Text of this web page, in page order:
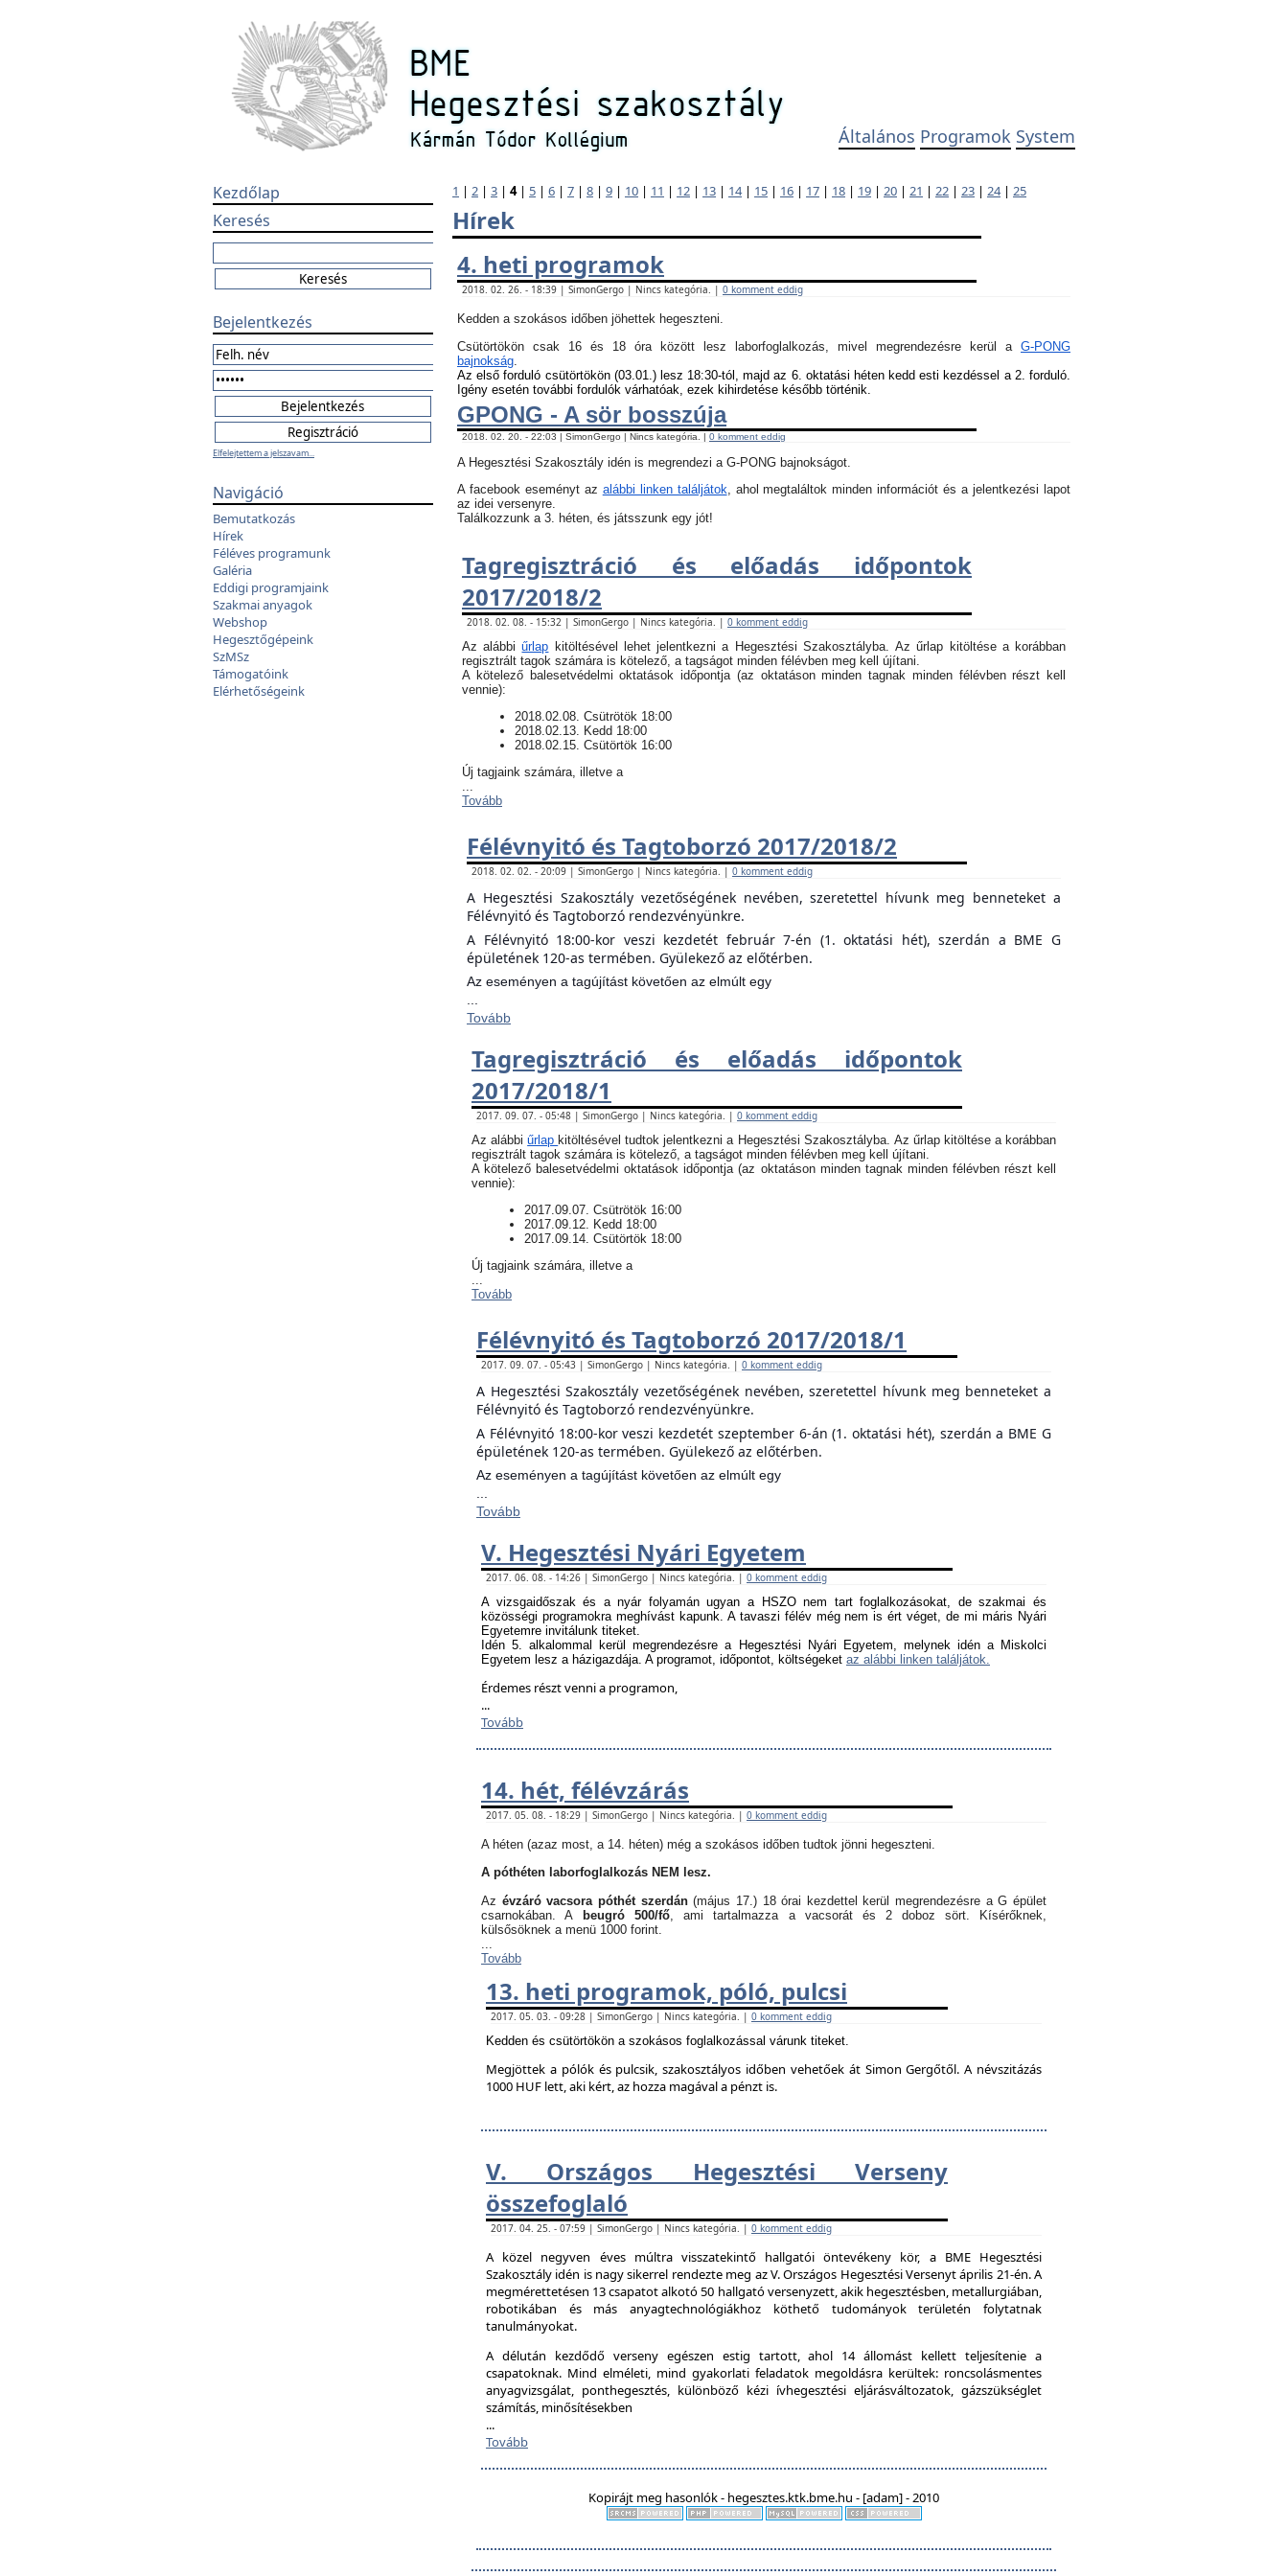
Általános Programok System
Kezdőlap
Keresés
Bejelentkezés
Elfelejtettem a jelszavam...
Navigáció
Bemutatkozás
Hírek
Féléves programunk
Galéria
Eddigi programjaink
Szakmai anyagok
Webshop
Hegesztőgépeink
SzMSz
Támogatóink
Elérhetőségeink
1 | 2 | 3 | 4| 5 | 6 | 7 | 8 | 9 | 10 | 11 | 12 | 13 | 14| 15 | 16 | 17 | 18 | 19 | 20 | 21 | 22 | 23 | 24| 25
Hírek
4. heti programok
2018. 02. 26. - 18:39 | SimonGergo | Nincs kategória. | 0 komment eddig
Kedden a szokásos időben jöhettek hegeszteni.
Csütörtökön csak 16 és 18 óra között lesz laborfoglalkozás, mivel megrendezésre kerül a G-PONG
bajnokság.
Az első forduló csütörtökön (03.01.) lesz 18:30-tól, majd az 6. oktatási héten kedd esti kezdéssel a 2. forduló.
Igény esetén további fordulók várhatóak, ezek kihirdetése később történik.
GPONG - A sör bosszúja
2018. 02. 20. - 22:03 | SimonGergo | Nincs kategória. | 0 komment eddig
A Hegesztési Szakosztály idén is megrendezi a G-PONG bajnokságot.
A facebook eseményt az alábbi linken találjátok , ahol megtaláltok minden információt és a jelentkezési lapot
az idei versenyre.
Találkozzunk a 3. héten, és játsszunk egy jót!
Tagregisztráció és előadás időpontok
2017/2018/2
2018. 02. 08. - 15:32 | SimonGergo | Nincs kategória. | 0 komment eddig
Az alábbiűrlap kitöltésével lehet jelentkezni a Hegesztési Szakosztályba. Az űrlap kitöltése a korábban
regisztrált tagok számára is kötelező, a tagságot minden félévben meg kell újítani.
​A kötelező balesetvédelmi oktatások időpontja (az oktatáson minden tagnak minden félévben részt kell
vennie):
​2018.02.08. Csütrötök 18:00
2018.02.13. Kedd 18:00
2018.02.15. Csütörtök 16:00
Új tagjaink számára, illetve a
Tovább
Félévnyitó és Tagtoborzó 2017/2018/2
2018. 02. 02. - 20:09 | SimonGergo | Nincs kategória. | 0 komment eddig
A Hegesztési Szakosztály vezetőségének nevében, szeretettel hívunk meg benneteket a
Félévnyitó és Tagtoborzó rendezvényünkre.
A Félévnyitó 18:00-kor veszi kezdetét február 7-én (1. oktatási hét), szerdán a BME G
épületének 120-as termében. Gyülekező az előtérben.
Az eseményen a tagújítást követően az elmúlt egy
Tovább
Tagregisztráció és előadás időpontok
2017/2018/1
2017. 09. 07. - 05:48 | SimonGergo | Nincs kategória. | 0 komment eddig
Az alábbiűrlapkitöltésével tudtok jelentkezni a Hegesztési Szakosztályba. Az űrlap kitöltése a korábban
regisztrált tagok számára is kötelező, a tagságot minden félévben meg kell újítani.
​A kötelező balesetvédelmi oktatások időpontja (az oktatáson minden tagnak minden félévben részt kell
vennie):
​2017.09.07. Csütrötök 16:00
2017.09.12. Kedd 18:00
2017.09.14. Csütörtök 18:00
Új tagjaink számára, illetve a
Tovább
Félévnyitó és Tagtoborzó 2017/2018/1
2017. 09. 07. - 05:43 | SimonGergo | Nincs kategória. | 0 komment eddig
A Hegesztési Szakosztály vezetőségének nevében, szeretettel hívunk meg benneteket a
Félévnyitó és Tagtoborzó rendezvényünkre.
A Félévnyitó 18:00-kor veszi kezdetét szeptember 6-án (1. oktatási hét), szerdán a BME G
épületének 120-as termében. Gyülekező az előtérben.
Az eseményen a tagújítást követően az elmúlt egy
Tovább
V. Hegesztési Nyári Egyetem
2017. 06. 08. - 14:26 | SimonGergo | Nincs kategória. | 0 komment eddig
A vizsgaidőszak és a nyár folyamán ugyan a HSZO nem tart foglalkozásokat, de szakmai és
közösségi programokra meghívást kapunk. A tavaszi félév még nem is ért véget, de mi máris Nyári
Egyetemre invitálunk titeket.
Idén 5. alkalommal kerül megrendezésre a Hegesztési Nyári Egyetem, melynek idén a Miskolci
Egyetem lesz a házigazdája. A programot, időpontot, költségeket az alábbi linken találjátok.
Érdemes részt venni a programon,
...
Tovább
14. hét, félévzárás
2017. 05. 08. - 18:29 | SimonGergo | Nincs kategória. | 0 komment eddig
A héten (azaz most, a 14. héten) még a szokásos időben tudtok jönni hegeszteni.
A póthéten laborfoglalkozás NEM lesz.
Az évzáró vacsora póthét szerdán(május 17.) 18 órai kezdettel kerül megrendezésre a G épület
csarnokában. A beugró 500/fő , ami tartalmazza a vacsorát és 2 doboz sört. Kísérőknek,
külsősöknek a menü 1000 forint.
Tovább
13. heti programok, póló, pulcsi
2017. 05. 03. - 09:28 | SimonGergo | Nincs kategória. | 0 komment eddig
Kedden és csütörtökön a szokásos foglalkozással várunk titeket.
Megjöttek a pólók és pulcsik, szakosztályos időben vehetőek át Simon Gergőtől. A névszitázás
1000 HUF lett, aki kért, az hozza magával a pénzt is.
V. Országos Hegesztési Verseny
összefoglaló
2017. 04. 25. - 07:59 | SimonGergo | Nincs kategória. | 0 komment eddig
A közel negyven éves múltra visszatekintő hallgatói öntevékeny kör, a BME Hegesztési
Szakosztály idén is nagy sikerrel rendezte meg az V. Országos Hegesztési Versenyt április 21-én. A
megmérettetésen 13 csapatot alkotó 50 hallgató versenyzett, akik hegesztésben, metallurgiában,
robotikában és más anyagtechnológiákhoz köthető tudományok területén folytatnak
tanulmányokat.
A délután kezdődő verseny egészen estig tartott, ahol 14 állomást kellett teljesítenie a
csapatoknak. Mind elméleti, mind gyakorlati feladatok megoldásra kerültek: roncsolásmentes
anyagvizsgálat, ponthegesztés, különböző kézi ívhegesztési eljárásváltozatok, gázszükséglet
számítás, minősítésekben
...
Tovább
Kopirájt meg hasonlók - hegesztes.ktk.bme.hu - [adam] - 2010